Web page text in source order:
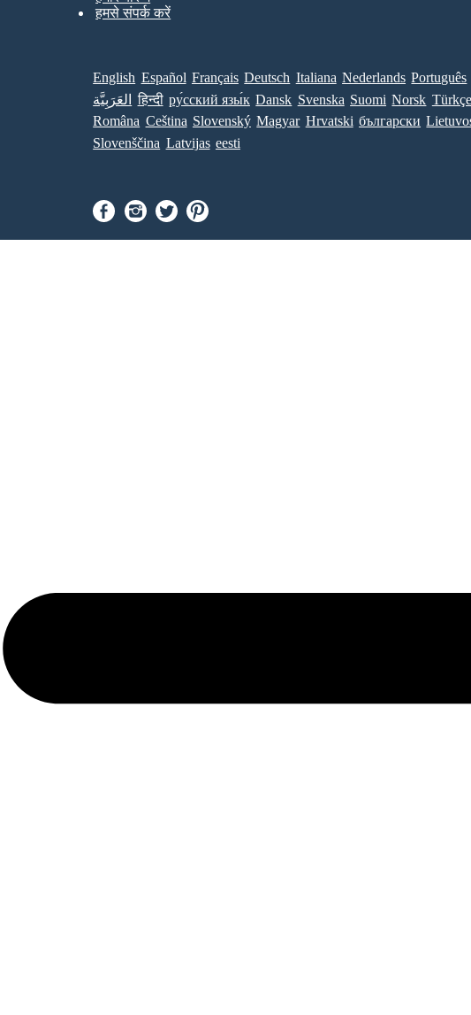
हमसे संपर्क करें
English Español Français Deutsch Italiana Nederlands Português
العَرَبِيَّة
हिन्दी ру́сский язы́к Dansk Svenska Suomi Norsk Türkçe
Româna Ceština Slovenský Magyar Hrvatski български
Slovenščina Latvijas eesti